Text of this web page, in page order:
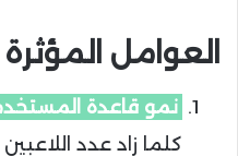
العوامل
نمو قاعدة
كلما زاد عدد